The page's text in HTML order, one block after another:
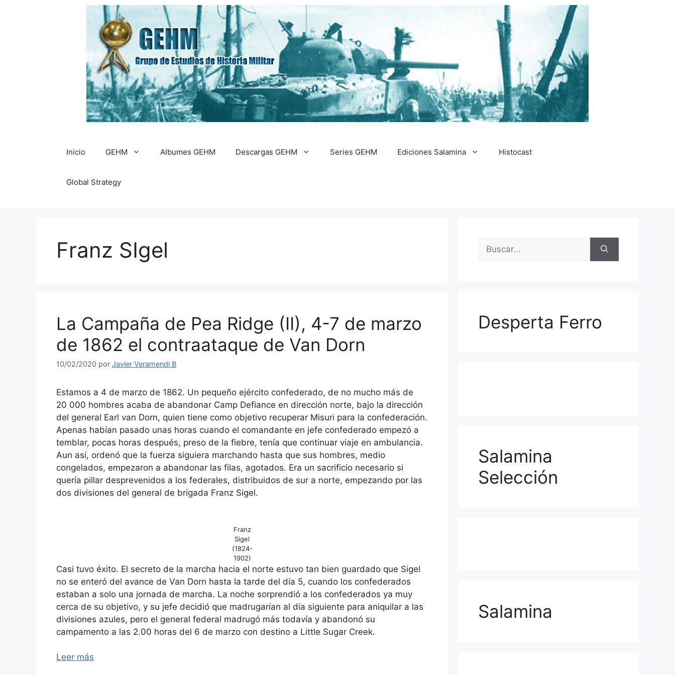
Inicio GEHM Albumes GEHM Descargas GEHM Series GEHM Ediciones Salamina Histocast
Global Strategy
Franz SIgel
La Campaña de Pea Ridge (II), 4-7 de marzo
de 1862 el contraataque de Van Dorn
10/02/2020 por Javier Veramendi B
Estamos a 4 de marzo de 1862. Un pequeño ejército confederado, de no mucho más de
20 000 hombres acaba de abandonar Camp Defiance en dirección norte, bajo la dirección
del general Earl van Dorn, quien tiene como objetivo recuperar Misuri para la confederación.
Apenas habían pasado unas horas cuando el comandante en jefe confederado empezó a
temblar, pocas horas después, preso de la fiebre, tenía que continuar viaje en ambulancia.
Aun así, ordenó que la fuerza siguiera marchando hasta que sus hombres, medio
congelados, empezaron a abandonar las filas, agotados. Era un sacrificio necesario si
quería pillar desprevenidos a los federales, distribuidos de sur a norte, empezando por las
dos divisiones del general de brigada Franz Sigel.
Franz
Sigel
(1824-
1902)
Casi tuvo éxito. El secreto de la marcha hacia el norte estuvo tan bien guardado que Sigel
no se enteró del avance de Van Dorn hasta la tarde del día 5, cuando los confederados
estaban a solo una jornada de marcha. La noche sorprendió a los confederados ya muy
cerca de su objetivo, y su jefe decidió que madrugarían al día siguiente para aniquilar a las
divisiones azules, pero el general federal madrugó más todavía y abandonó su
campamento a las 2.00 horas del 6 de marzo con destino a Little Sugar Creek.
Leer más
Buscar:
Desperta Ferro
Salamina
Selección
Salamina